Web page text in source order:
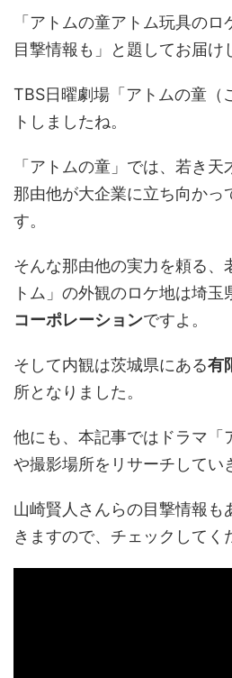
「アトムの童アトム玩具のロ
目撃情報も」と題してお届け
TBS日曜劇場「アトムの童（
トしましたね。
「アトムの童」では、若き
那由他が大企業に立ち向かっ
す。
そんな那由他の実力を頼る、
トム」の外観のロケ地は埼玉
コーポレーションですよ。
そして内観は茨城県にある有
所となりました。
他にも、本記事ではドラマ「
や撮影場所をリサーチしてい
山崎賢人さんらの目撃情報も
きますので、チェックしてく